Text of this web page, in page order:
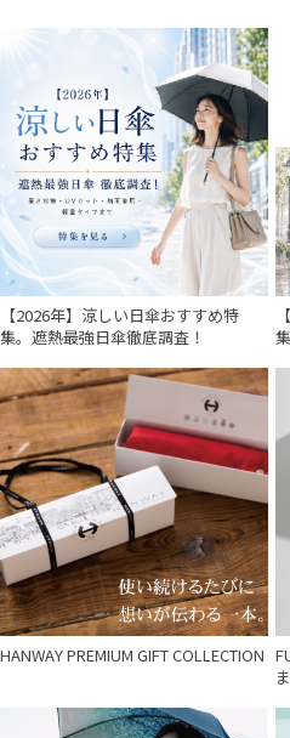
PAUL&JOE
ポールアンドジョー アクセソワ
POLO RALPH LAUREN
ポロ ラルフ ローレン
SWASH LONDON
スウォッシュロンドン
urawaza
ウラワザ
傘機能
その他
カラー
価格・割引率
【2026年】涼しい日傘おすすめ特
集。遮熱最強日傘徹底調査！
HANWAY PREMIUM GIFT COLLECTION